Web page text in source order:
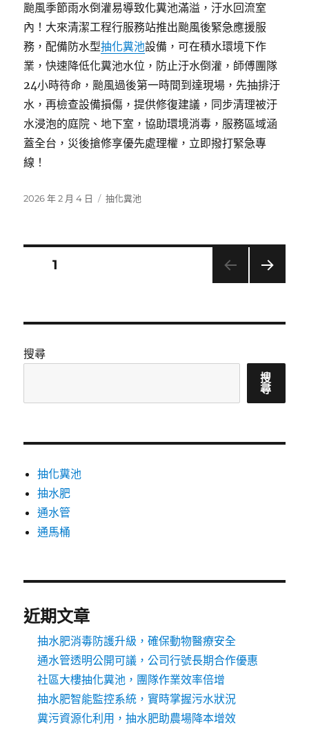
颱風季節雨水倒灌易導致化糞池滿溢，汙水回流室
內！大來清潔工程行服務站推出颱風後緊急應援服
務，配備防水型抽化糞池設備，可在積水環境下作
業，快速降低化糞池水位，防止汙水倒灌，師傅團隊
24小時待命，颱風過後第一時間到達現場，先抽排汙
水，再檢查設備損傷，提供修復建議，同步清理被汙
水浸泡的庭院、地下室，協助環境消毒，服務區域涵
蓋全台，災後搶修享優先處理權，立即撥打緊急專
線！
發
2026 年 2 月 4 日
分
抽化糞池
分
頁
頁次1
搜尋
搜
尋
抽化糞池
抽水肥
通水管
通馬桶
近期文章
抽水肥消毒防護升級，確保動物醫療安全
通水管透明公開可議，公司行號長期合作優惠
社區大樓抽化糞池，團隊作業效率倍增
抽水肥智能監控系統，實時掌握污水狀況
糞污資源化利用，抽水肥助農場降本增效